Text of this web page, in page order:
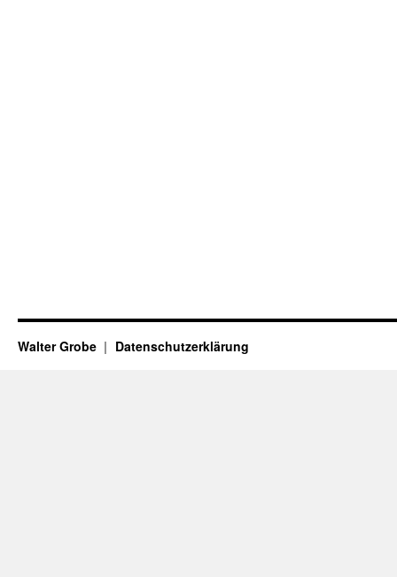
Walter Grobe Datenschutzerklärung